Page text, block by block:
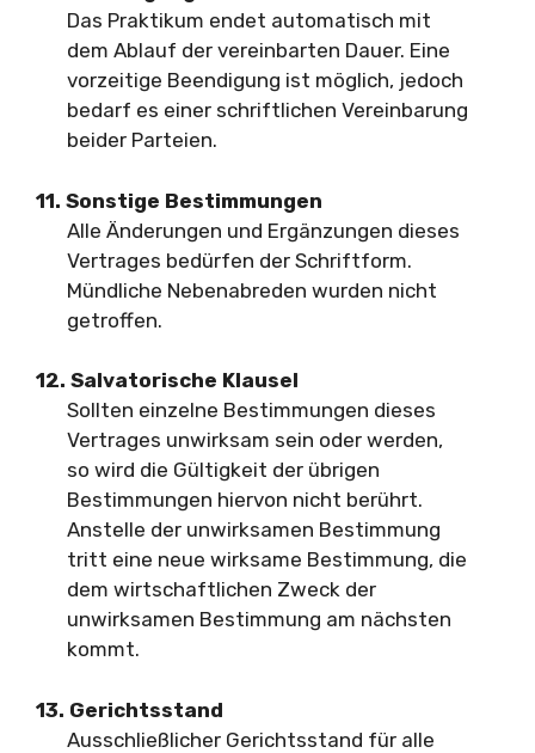
Das Praktikum endet automatisch mit
dem Ablauf der vereinbarten Dauer. Eine
vorzeitige Beendigung ist möglich, jedoch
bedarf es einer schriftlichen Vereinbarung
beider Parteien.
11. Sonstige Bestimmungen
Alle Änderungen und Ergänzungen dieses
Vertrages bedürfen der Schriftform.
Mündliche Nebenabreden wurden nicht
getroffen.
12. Salvatorische Klausel
Sollten einzelne Bestimmungen dieses
Vertrages unwirksam sein oder werden,
so wird die Gültigkeit der übrigen
Bestimmungen hiervon nicht berührt.
Anstelle der unwirksamen Bestimmung
tritt eine neue wirksame Bestimmung, die
dem wirtschaftlichen Zweck der
unwirksamen Bestimmung am nächsten
kommt.
13. Gerichtsstand
Ausschließlicher Gerichtsstand für alle